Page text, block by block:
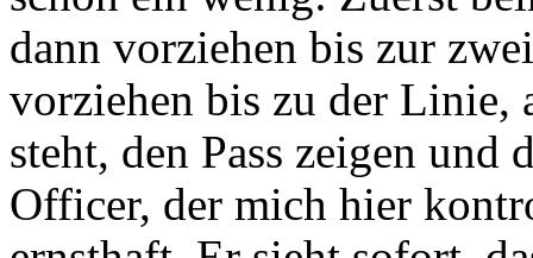
dann vorziehen bis zur
vorziehen bis zu der Linie,
steht, den Pass zeigen und
Officer, der mich hier